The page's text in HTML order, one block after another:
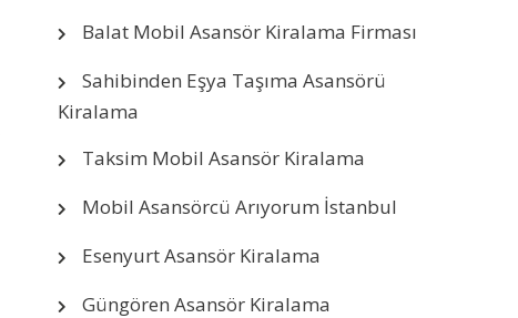
Balat Mobil Asansör Kiralama Firması
Sahibinden Eşya Taşıma Asansörü
Kiralama
Taksim Mobil Asansör Kiralama
Mobil Asansörcü Arıyorum İstanbul
Esenyurt Asansör Kiralama
Güngören Asansör Kiralama